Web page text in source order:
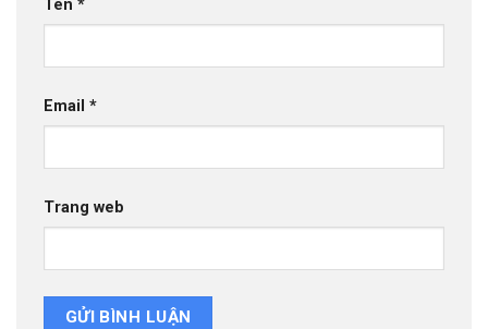
Tên *
Email *
Trang web